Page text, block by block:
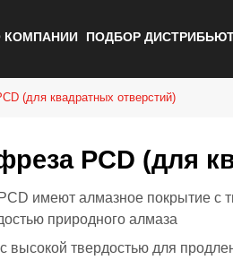
КОМПАНИИ ПОДБОР
(для квадратных отверстий)
PCD (для
имеют алмазное покрытие с
природного алмаза
высокой твердостью для